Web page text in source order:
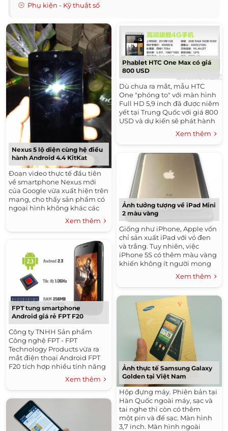
Phụ kiện - Kỹ thuật số
Nexus 5 lộ diện cùng hệ điều
hành Android 4.4 KitKat
Đoạn video thực tế đầu tiên
về smartphone Nexus mới
của Google vừa xuất hiện trên
mạng, cho thấy sản phẩm có
ngoại hình không khác các
Xem thêm
FPT tung smartphone
Android giá rẻ FPT F20
Công ty TNHH Sản phẩm
Công nghệ FPT - FPT
Technology Products vừa ra
mắt điện thoại Android FPT
F20 tích hợp nhiều tính năng
hiện đại cùng mức giá chỉ
tương đương điện thoại phổ
thông.
Xem thêm
Phablet HTC One Max có giá
800 USD
Dù chưa ra mắt, mẫu HTC
One "phóng to" với màn hình
Full HD 5,9 inch đã được niêm
yết tại Trung Quốc với giá 800
USD và dự kiến sẽ phát hành
Xem thêm
Ảnh tưởng tượng về iPad Mini
2 màu vàng
Giống như iPhone, Apple vốn
chỉ sản xuất iPad với vỏ đen
và trắng. Tuy nhiên, việc
iPhone 5S có thêm màu vàng
khiến không ít người mong
đợi hãng này sẽ bổ sung màu
mới cho máy tính bảng.
Xem thêm
Ảnh thực tế Samsung Galaxy
Golden tại Việt Nam
Hộp đựng máy. Phiên bản tại
Hàn Quốc ngoài máy, sạc và
tai nghe thì còn có thêm
một pin và đế sạc. Màn hình
3,7 inch. Màn hình ngoài